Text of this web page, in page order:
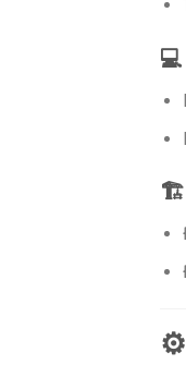
🏗️
⚙️